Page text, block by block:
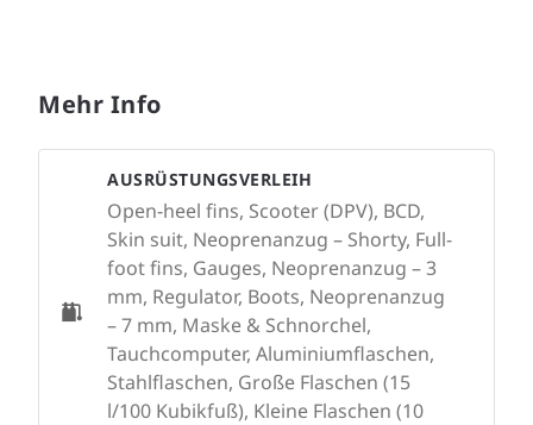
Mehr Info
AUSRÜSTUNGSVERLEIH
Open-heel fins, Scooter (DPV), BCD,
Skin suit, Neoprenanzug – Shorty, Full-
foot fins, Gauges, Neoprenanzug – 3
mm, Regulator, Boots, Neoprenanzug
– 7 mm, Maske & Schnorchel,
Tauchcomputer, Aluminiumflaschen,
Stahlflaschen, Große Flaschen (15
l/100 Kubikfuß), Kleine Flaschen (10